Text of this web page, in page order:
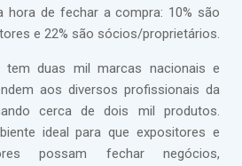
hora de fechar a compra: 10% são
e 22% são sócios/proprietários.
duas mil marcas nacionais e
aos diversos profissionais da
cerca de dois mil produtos.
ideal para que expositores e
possam fechar negócios,